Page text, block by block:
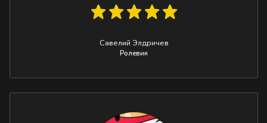
Савелий Элдричев
Ролевик